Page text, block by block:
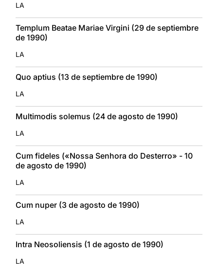
LA
Templum Beatae Mariae Virgini (29 de septiembre
de 1990)
LA
Quo aptius (13 de septiembre de 1990)
LA
Multimodis solemus (24 de agosto de 1990)
LA
Cum fideles («Nossa Senhora do Desterro» - 10
de agosto de 1990)
LA
Cum nuper (3 de agosto de 1990)
LA
Intra Neosoliensis (1 de agosto de 1990)
LA